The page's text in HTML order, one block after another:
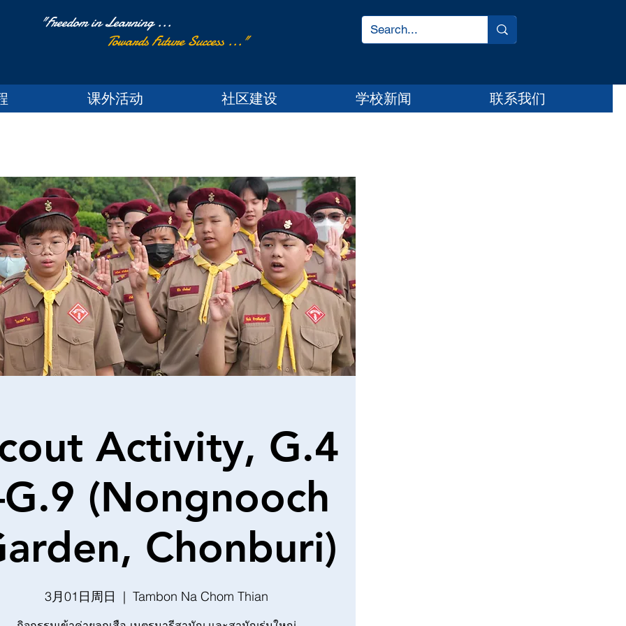
"Freedom in Learning ...
Towards Future Success ..."
课外活动 社区建设 学校新闻 联系我们
Activity, G.4
(Nongnooch
Chonburi)
3月01日周日
  |
Tambon Na Chom Thian